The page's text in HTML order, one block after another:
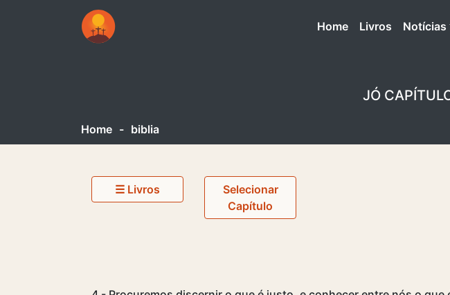
Home(atual)
Livros Notícias
JÓ
Home - biblia
☰ Livros
Selecionar
Capítulo